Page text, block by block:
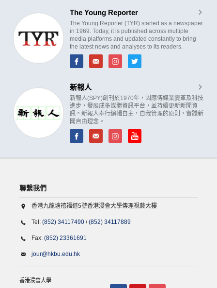
The Young Reporter
The Young Reporter (TYR) started as a newspaper
in 1969. Today, it is published across multiple
media platforms and updated constantly to bring
the latest news and analyses to its readers.
新報人
新報人(SPY)創刊於1970年，因應傳媒業變革及科技
進步，發展成多媒體資訊平台，並持續更新新聞資
訊。新報人奉行編輯自主，自我管理的原則，實踐新
聞自由理念。
聯繫我們
香港九龍塘禧福道5號香港浸會大學傳理視藝大樓
Tel: (852) 34117490 /(852) 34117889
Fax: (852) 23361691
jour@hkbu.edu.hk
香港浸會大學